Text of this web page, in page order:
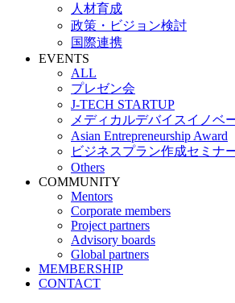
人材育成
政策・ビジョン検討
国際連携
EVENTS
ALL
プレゼン会
J-TECH STARTUP
メディカルデバイスイノベ
Asian Entrepreneurship Award
ビジネスプラン作成セミナ
Others
COMMUNITY
Mentors
Corporate members
Project partners
Advisory boards
Global partners
MEMBERSHIP
CONTACT